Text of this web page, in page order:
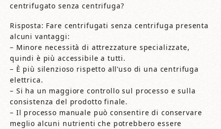
centrifugato senza centrifuga?
Risposta: Fare centrifugati senza centrifuga presenta
alcuni vantaggi:
– Minore necessità di attrezzature specializzate,
quindi è più accessibile a tutti.
– È più silenzioso rispetto all’uso di una centrifuga
elettrica.
– Si ha un maggiore controllo sul processo e sulla
consistenza del prodotto finale.
– Il processo manuale può consentire di conservare
meglio alcuni nutrienti che potrebbero essere